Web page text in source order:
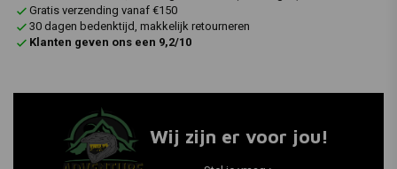
Gratis verzending vanaf €150
30 dagen bedenktijd, makkelijk retourneren
Klanten geven ons een 9,2/10
Wij zijn er voor jou!